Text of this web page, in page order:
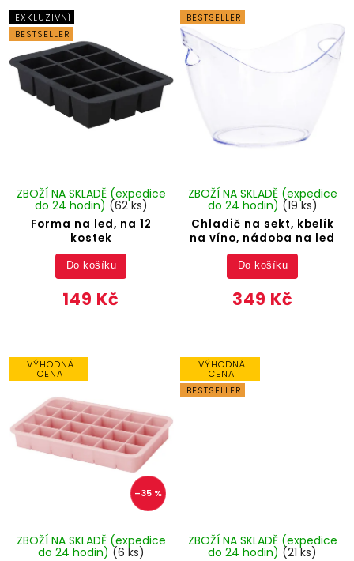
Abecedně
EXKLUZIVNÍ
BESTSELLER
Forma na led, na 12
kostek
ZBOŽÍ NA SKLADĚ (expedice
do 24 hodin) (62 ks)
149 Kč
Do košíku
BESTSELLER
Chladič na sekt, kbelík
na víno, nádoba na led
ZBOŽÍ NA SKLADĚ (expedice
do 24 hodin) (19 ks)
349 Kč
Do košíku
VÝHODNÁ
CENA
–35 %
ZBOŽÍ NA SKLADĚ (expedice
do 24 hodin) (6 ks)
VÝHODNÁ
CENA
BESTSELLER
ZBOŽÍ NA SKLADĚ (expedice
do 24 hodin) (21 ks)